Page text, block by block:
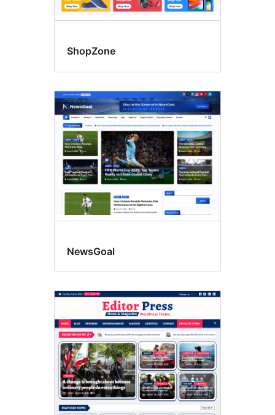
ShopZone
NewsGoal